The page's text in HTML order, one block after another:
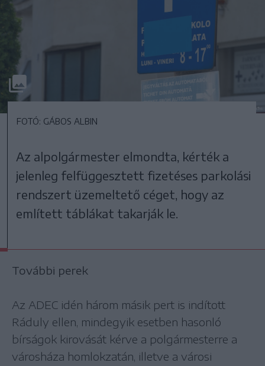
FOTÓ: GÁBOS ALBIN
Az alpolgármester elmondta, kérték a
jelenleg felfüggesztett fizetéses parkolási
rendszert üzemeltető céget, hogy az
említett táblákat takarják le.
További perek
Az ADEC idén három másik pert is indított
Ráduly ellen, mindegyik esetben hasonló
bírságok kirovását kérve a polgármesterre a
városháza homlokzatán, illetve a városi